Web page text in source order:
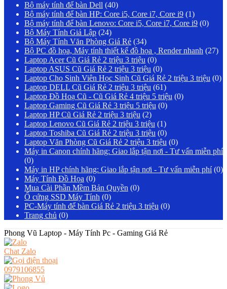
Bộ máy tính để bàn Dell (40)
Bộ máy tính để bàn HP: Core i5, Core i7, Core i9 (1)
Bộ máy tính để bàn Lenovo: Core i5, Core i7, Core i9 (0)
Bộ Máy Tính Giả Lập (24)
Bộ Máy Tính Văn Phòng Giá Rẻ (34)
Bộ PC đồ họa, Máy tính thiết kế đồ họa , Render nhanh (27)
Laptop Acer Cũ Giá Rẻ 2 triệu 3 triệu (0)
Laptop ASUS Cũ Giá Rẻ 2 triệu 3 triệu (0)
Laptop Cho Sinh Viên Học Sinh Cũ Giá Rẻ 2 triệu 3 triệu (0)
Laptop DELL Cũ Giá Rẻ 2 triệu 3 triệu (61)
Laptop Đồ Hoạ Cũ - Cũ Giá Rẻ 4 triệu 5 triệu (0)
Laptop Gaming Cũ Giá Rẻ 3 triệu 5 triệu (0)
Laptop HP Cũ Giá Rẻ 2 triệu 3 triệu (2)
Laptop Lenovo Cũ Giá Rẻ 2 triệu 3 triệu (1)
Laptop Toshiba Cũ Giá Rẻ 2 triệu 3 triệu (0)
Laptop Văn Phòng Cũ Giá Rẻ 2 triệu 3 triệu (0)
Máy in Canon chính hãng: Giao lắp tận nơi - Tư vấn miễn phí
(0)
Máy in HP chính hãng: Giao lắp tận nơi - Tư vấn miễn phí (0)
Máy Tính Đồ Họa (0)
Mua Cài Phần Mềm Bản Quyền (0)
Ổ cứng SSD Máy Tính (0)
PC-Máy tính để bàn Giá Rẻ 2 triệu 3 triệu (0)
Trang chủ (0)
Phong Vũ Laptop - Máy Tính Pc - Gaming Giá Rẻ
Chat Zalo
0979106855